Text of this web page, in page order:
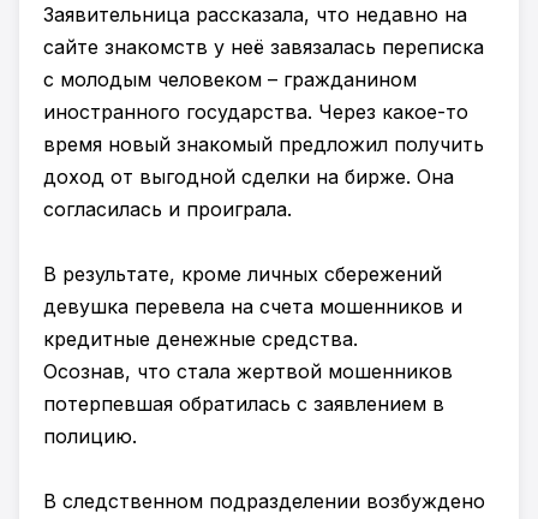
Заявительница рассказала, что недавно на
сайте знакомств у неё завязалась переписка
с молодым человеком – гражданином
иностранного государства. Через какое-то
время новый знакомый предложил получить
доход от выгодной сделки на бирже. Она
согласилась и проиграла.
В результате, кроме личных сбережений
девушка перевела на счета мошенников и
кредитные денежные средства.
Осознав, что стала жертвой мошенников
потерпевшая обратилась с заявлением в
полицию.
В следственном подразделении возбуждено